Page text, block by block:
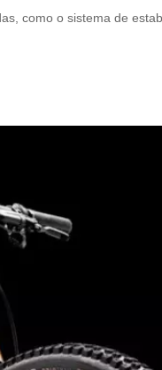
como o sistema de